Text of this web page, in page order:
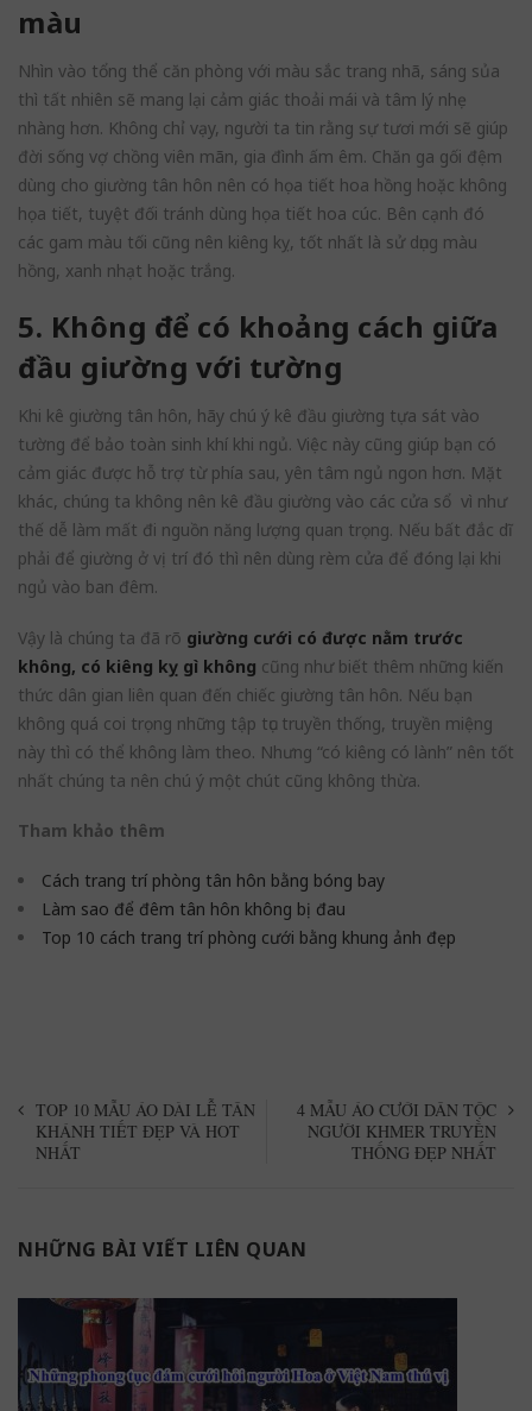
màu
Nhìn vào tổng thể căn phòng với màu sắc trang nhã, sáng sủa
thì tất nhiên sẽ mang lại cảm giác thoải mái và tâm lý nhẹ
nhàng hơn. Không chỉ vạy, người ta tin rằng sự tươi mới sẽ giúp
đời sống vợ chồng viên mãn, gia đình ấm êm. Chăn ga gối đệm
dùng cho giường tân hôn nên có họa tiết hoa hồng hoặc không
họa tiết, tuyệt đối tránh dùng họa tiết hoa cúc. Bên cạnh đó
các gam màu tối cũng nên kiêng kỵ, tốt nhất là sử dụng màu
hồng, xanh nhạt hoặc trắng.
5. Không để có khoảng cách giữa
đầu giường với tường
Khi kê giường tân hôn, hãy chú ý kê đầu giường tựa sát vào
tường để bảo toàn sinh khí khi ngủ. Việc này cũng giúp bạn có
cảm giác được hỗ trợ từ phía sau, yên tâm ngủ ngon hơn. Mặt
khác, chúng ta không nên kê đầu giường vào các cửa sổ vì như
thế dễ làm mất đi nguồn năng lượng quan trọng. Nếu bất đắc dĩ
phải để giường ở vị trí đó thì nên dùng rèm cửa để đóng lại khi
ngủ vào ban đêm.
Vậy là chúng ta đã rõ giường cưới có được nằm trước
không, có kiêng kỵ gì không cũng như biết thêm những kiến
thức dân gian liên quan đến chiếc giường tân hôn. Nếu bạn
không quá coi trọng những tập tục truyền thống, truyền miệng
này thì có thể không làm theo. Nhưng “có kiêng có lành” nên tốt
nhất chúng ta nên chú ý một chút cũng không thừa.
Tham khảo thêm
Cách trang trí phòng tân hôn bằng bóng bay
Làm sao để đêm tân hôn không bị đau
Top 10 cách trang trí phòng cưới bằng khung ảnh đẹp
TOP 10 MẪU ÁO DÀI LỄ TÂN
KHÁNH TIẾT ĐẸP VÀ HOT
NHẤT
4 MẪU ÁO CƯỚI DÂN TỘC
NGƯỜI KHMER TRUYỀN
THỐNG ĐẸP NHẤT
NHỮNG BÀI VIẾT LIÊN QUAN